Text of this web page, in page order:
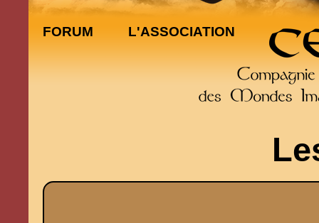
FORUM L'ASSOCIATION